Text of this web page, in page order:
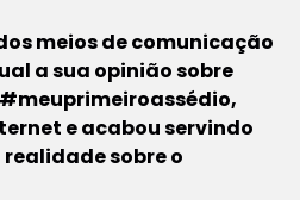
meios de comunicação
a sua opinião sobre
e acabou servindo
sobre o